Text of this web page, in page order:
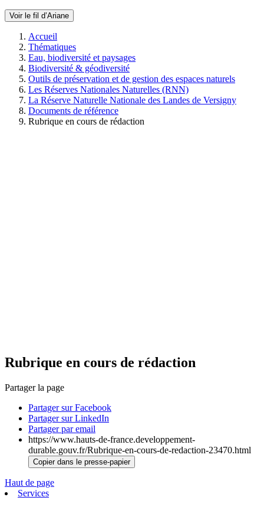
Voir le fil d’Ariane
Accueil
Thématiques
Eau, biodiversité et paysages
Biodiversité & géodiversité
Outils de préservation et de gestion des espaces naturels
Les Réserves Nationales Naturelles (RNN)
La Réserve Naturelle Nationale des Landes de Versigny
Documents de référence
Rubrique en cours de rédaction
Rubrique en cours de rédaction
Partager la page
Partager sur Facebook
Partager sur LinkedIn
Partager par email
https://www.hauts-de-france.developpement-
durable.gouv.fr/Rubrique-en-cours-de-redaction-23470.html
Copier dans le presse-papier
Haut de page
Services